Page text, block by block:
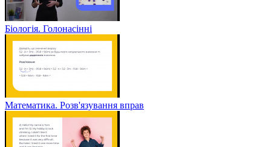
Біологія. Голонасінні
Математика. Розв'язування вправ